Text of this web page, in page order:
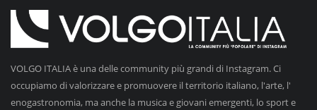
VOLGO ITALIA è una delle community più grandi di Instagram. Ci
occupiamo di valorizzare e promuovere il territorio italiano, l'arte, l'
enogastronomia, ma anche la musica e giovani emergenti, lo sport e